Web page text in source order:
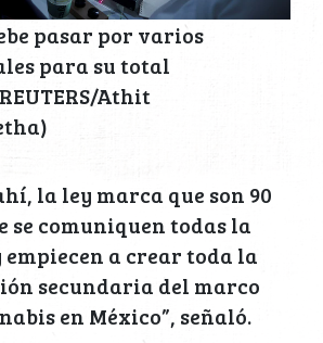
pasar por varios
para su total
Athit
la ley marca que son 90
se comuniquen todas la
a crear toda la
secundaria del marco
en México”, señaló.